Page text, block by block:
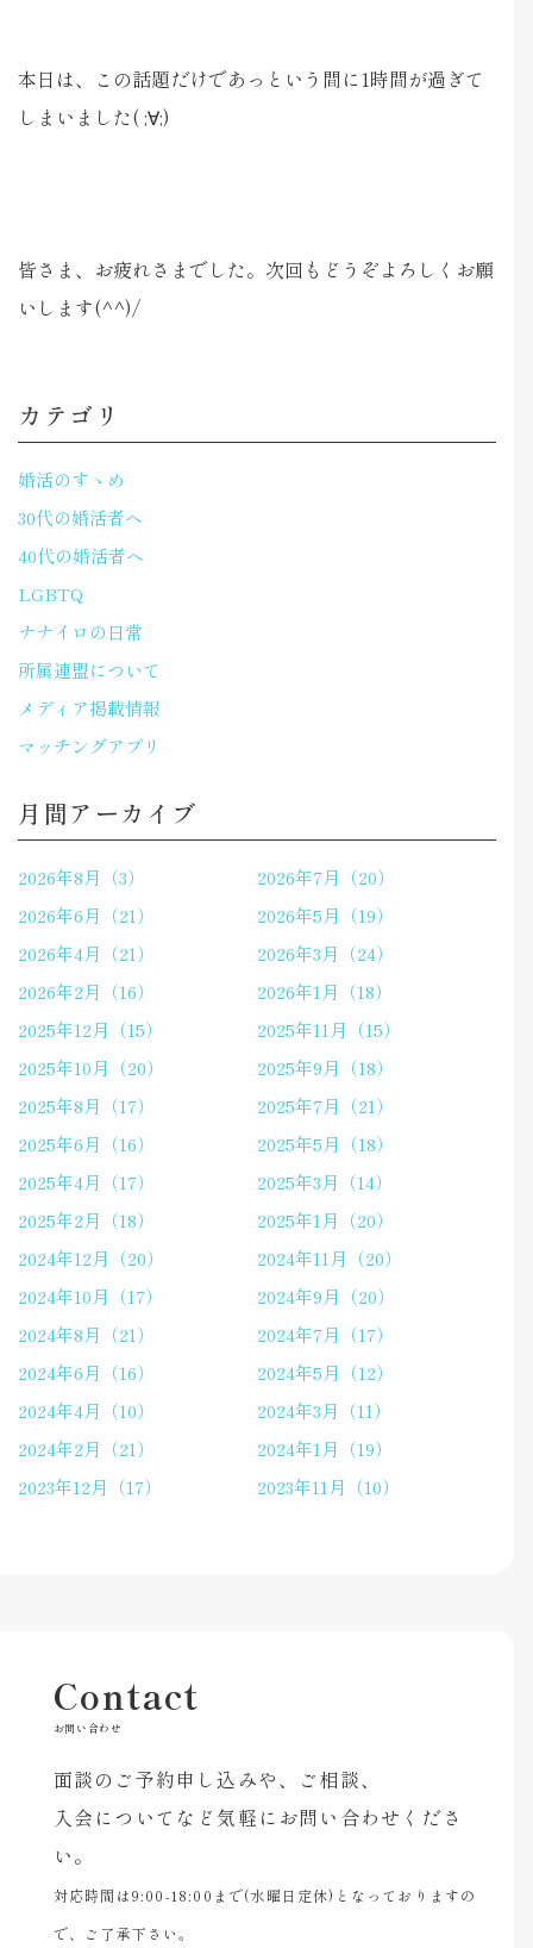
本日は、この話題だけであっという間に1時間が過ぎて
しまいました( ;∀;)
皆さま、お疲れさまでした。次回もどうぞよろしくお願
いします(^^)/
カテゴリ
婚活のすゝめ
30代の婚活者へ
40代の婚活者へ
LGBTQ
ナナイロの日常
所属連盟について
メディア掲載情報
マッチングアプリ
月間アーカイブ
2026年8月（3）
2026年7月（20）
2026年6月（21）
2026年5月（19）
2026年4月（21）
2026年3月（24）
2026年2月（16）
2026年1月（18）
2025年12月（15）
2025年11月（15）
2025年10月（20）
2025年9月（18）
2025年8月（17）
2025年7月（21）
2025年6月（16）
2025年5月（18）
2025年4月（17）
2025年3月（14）
2025年2月（18）
2025年1月（20）
2024年12月（20）
2024年11月（20）
2024年10月（17）
2024年9月（20）
2024年8月（21）
2024年7月（17）
2024年6月（16）
2024年5月（12）
2024年4月（10）
2024年3月（11）
2024年2月（21）
2024年1月（19）
2023年12月（17）
2023年11月（10）
Contact
お問い合わせ
面談のご予約申し込みや、ご相談、
入会についてなど気軽にお問い合わせくださ
い。
対応時間は9:00-18:00まで(水曜日定休)となっておりますの
で、ご了承下さい。